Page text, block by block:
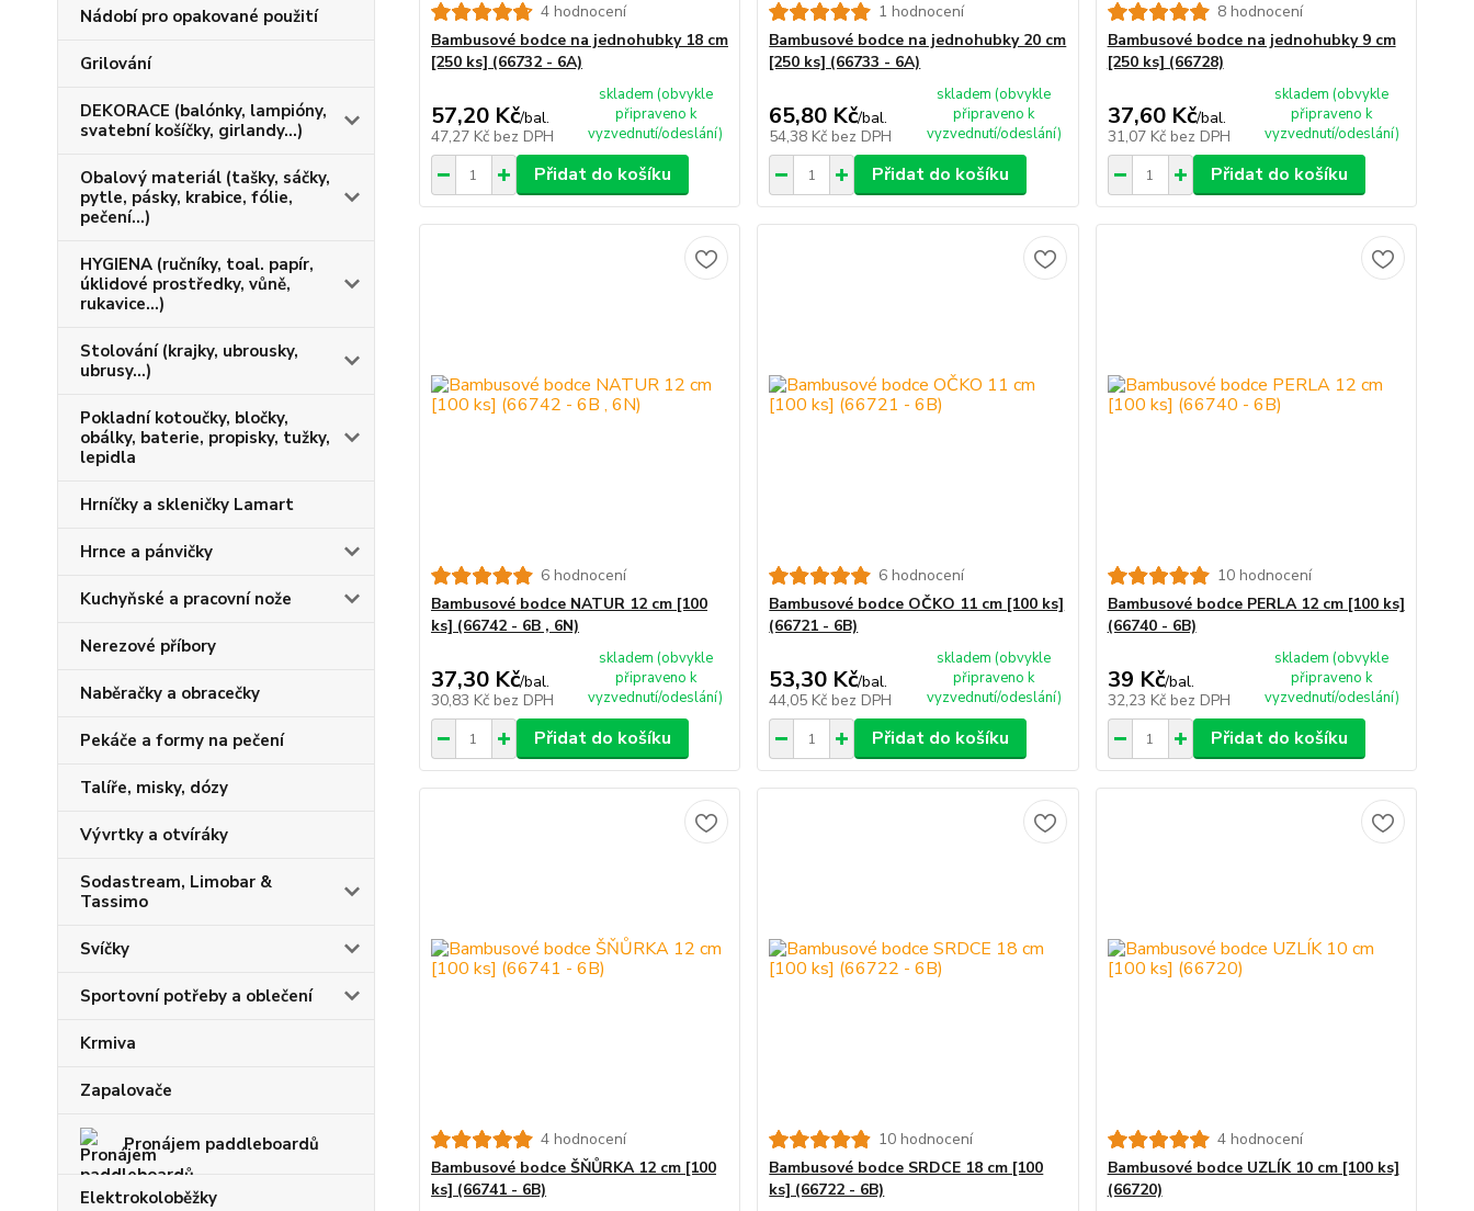
Nádobí pro opakované použití
Grilování
DEKORACE (balónky, lampióny,
svatební košíčky, girlandy...)
Obalový materiál (tašky, sáčky,
pytle, pásky, krabice, fólie,
pečení...)
HYGIENA (ručníky, toal. papír,
úklidové prostředky, vůně,
rukavice...)
Stolování (krajky, ubrousky,
ubrusy...)
Pokladní kotoučky, bločky,
obálky, baterie, propisky, tužky,
lepidla
Hrníčky a skleničky Lamart
Hrnce a pánvičky
Kuchyňské a pracovní nože
Nerezové příbory
Naběračky a obracečky
Pekáče a formy na pečení
Talíře, misky, dózy
Vývrtky a otvíráky
Sodastream, Limobar &
Tassimo
Svíčky
Sportovní potřeby a oblečení
Krmiva
Zapalovače
Pronájem paddleboardů
Elektrokoloběžky
4 hodnocení
Bambusové bodce na jednohubky 18 cm
[250 ks] (66732 - 6A)
57,20 Kč/bal.
47,27 Kč bez DPH
skladem (obvykle
připraveno k
vyzvednutí/odeslání)
Přidat do košíku
1 hodnocení
Bambusové bodce na jednohubky 20 cm
[250 ks] (66733 - 6A)
65,80 Kč/bal.
54,38 Kč bez DPH
skladem (obvykle
připraveno k
vyzvednutí/odeslání)
Přidat do košíku
8 hodnocení
Bambusové bodce na jednohubky 9 cm
[250 ks] (66728)
37,60 Kč/bal.
31,07 Kč bez DPH
skladem (obvykle
připraveno k
vyzvednutí/odeslání)
Přidat do košíku
6 hodnocení
Bambusové bodce NATUR 12 cm [100
ks] (66742 - 6B , 6N)
37,30 Kč/bal.
30,83 Kč bez DPH
skladem (obvykle
připraveno k
vyzvednutí/odeslání)
Přidat do košíku
6 hodnocení
Bambusové bodce OČKO 11 cm [100 ks]
(66721 - 6B)
53,30 Kč/bal.
44,05 Kč bez DPH
skladem (obvykle
připraveno k
vyzvednutí/odeslání)
Přidat do košíku
10 hodnocení
Bambusové bodce PERLA 12 cm [100 ks]
(66740 - 6B)
39 Kč/bal.
32,23 Kč bez DPH
skladem (obvykle
připraveno k
vyzvednutí/odeslání)
Přidat do košíku
4 hodnocení
Bambusové bodce ŠŇŮRKA 12 cm [100
ks] (66741 - 6B)
10 hodnocení
Bambusové bodce SRDCE 18 cm [100
ks] (66722 - 6B)
4 hodnocení
Bambusové bodce UZLÍK 10 cm [100 ks]
(66720)